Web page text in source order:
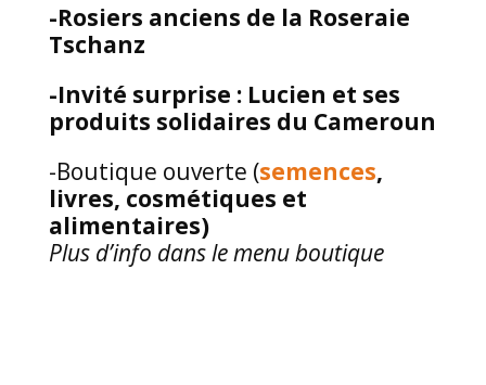
-Rosiers anciens de la Roseraie
Tschanz
-Invité surprise : Lucien et ses
produits solidaires du Cameroun
-Boutique ouverte (semences,
livres, cosmétiques et
alimentaires)
Plus d’info dans le menu boutique